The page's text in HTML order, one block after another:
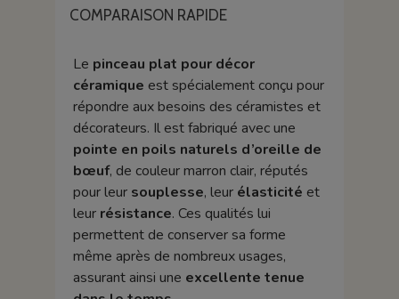
COMPARAISON RAPIDE
Le pinceau plat pour décor
céramique est spécialement conçu pour
répondre aux besoins des céramistes et
décorateurs. Il est fabriqué avec une
pointe en poils naturels d’oreille de
bœuf, de couleur marron clair, réputés
pour leur souplesse, leur élasticité et
leur résistance. Ces qualités lui
permettent de conserver sa forme
même après de nombreux usages,
assurant ainsi une excellente tenue